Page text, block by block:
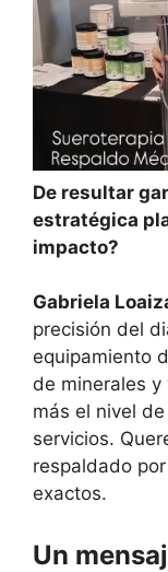
De resultar
estratégica
impacto?
Gabriela
precisión del
equipamiento
de minerales y
más el nivel
servicios.
respaldado
exactos.
Un